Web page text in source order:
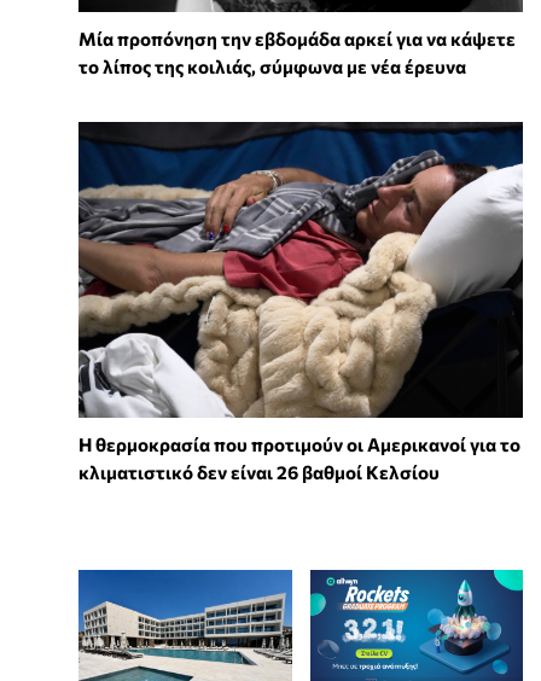
Μία προπόνηση την εβδομάδα αρκεί για να κάψετε
το λίπος της κοιλιάς, σύμφωνα με νέα έρευνα
Η θερμοκρασία που προτιμούν οι Αμερικανοί για το
κλιματιστικό δεν είναι 26 βαθμοί Κελσίου